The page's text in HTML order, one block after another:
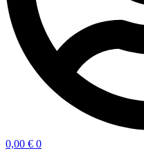
0,00 € 0